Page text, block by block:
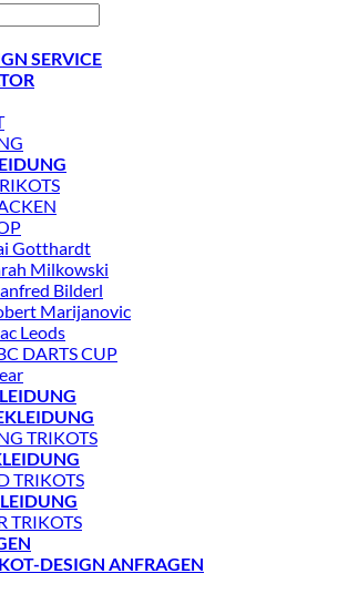
SERVICE
Gotthardt
Milkowski
Bilderl
Marijanovic
Leods
DARTS CUP
TRIKOTS
TRIKOTS
TRIKOTS
DESIGN ANFRAGEN